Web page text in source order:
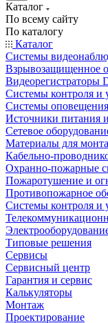
Каталог
По всему сайту
По каталогу
Каталог
Системы
Взрывозащищенное
Видеорегистраторы
Системы контроля и
Системы
Источники питания
Сетевое
Материалы для
Кабельно-
Охранно-пожарные
Пожаротушение и
Противопожарное
Системы контроля и
Типовые решения
Сервисы
Сервисный центр
Гарантия и сервис
Калькуляторы
Монтаж
Проектирование